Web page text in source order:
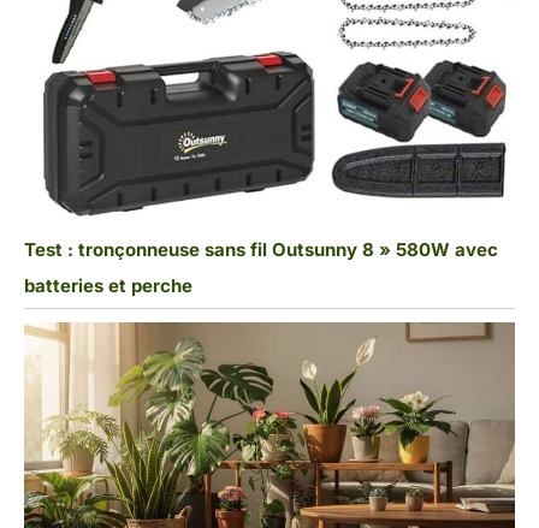
Test : tronçonneuse sans fil Outsunny 8 » 580W avec
batteries et perche